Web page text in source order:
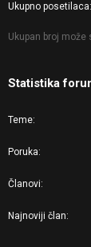
Ukupno posetilaca
Ukupan broj
Statistika
Teme
Poruka
Članovi
Najnoviji član